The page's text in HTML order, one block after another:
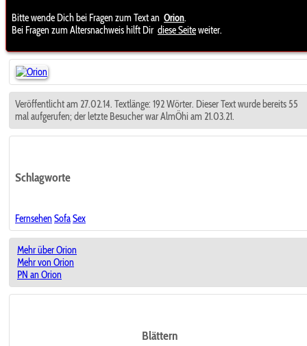
Bitte wende Dich bei Fragen zum Text an Orion.
Bei Fragen zum Altersnachweis hilft Dir diese Seiteweiter.
Veröffentlicht am 27.02.14. Textlänge: 192 Wörter. Dieser Text wurde bereits 55
mal aufgerufen; der letzte Besucher war AlmÖhi am 21.03.21.
Schlagworte
Fernsehen SofaSex
Mehr über Orion
Mehr von Orion
PN an Orion
Blättern